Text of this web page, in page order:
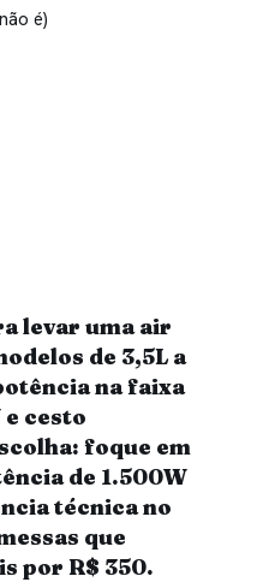
levar uma air
de 3,5L a
na faixa
e cesto
foque em
de 1.500W
técnica no
que
por R$ 350.
é)